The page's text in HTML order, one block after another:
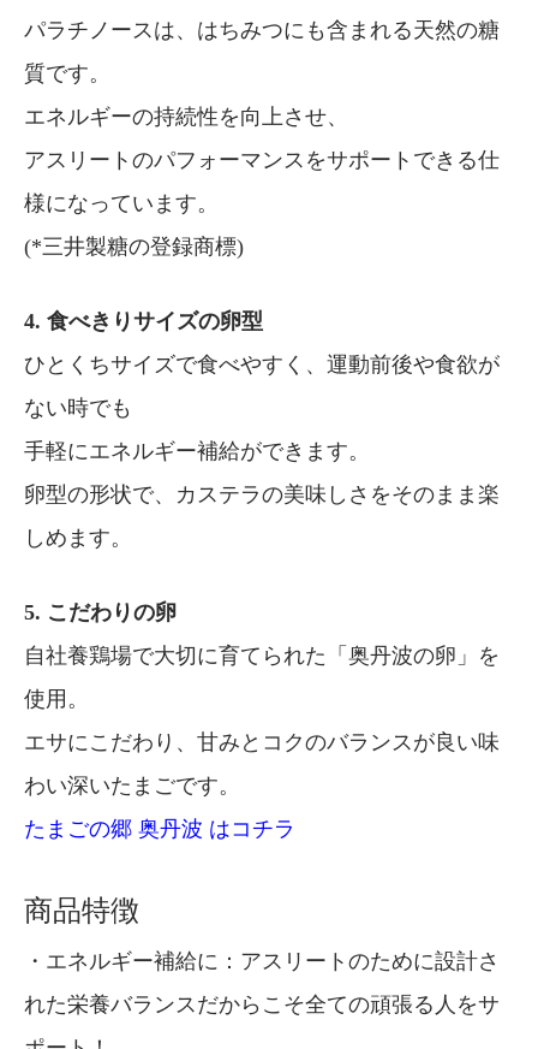
パラチノースは、はちみつにも含まれる天然の糖
質です。
エネルギーの持続性を向上させ、
アスリートのパフォーマンスをサポートできる仕
様になっています。
(*三井製糖の登録商標)
4. 食べきりサイズの卵型
ひとくちサイズで食べやすく、運動前後や食欲が
ない時でも
手軽にエネルギー補給ができます。
卵型の形状で、カステラの美味しさをそのまま楽
しめます。
5. こだわりの卵
自社養鶏場で大切に育てられた「奥丹波の卵」を
使用。
エサにこだわり、甘みとコクのバランスが良い味
わい深いたまごです。
たまごの郷 奥丹波 はコチラ
商品特徴
・エネルギー補給に：アスリートのために設計さ
れた栄養バランスだからこそ全ての頑張る人をサ